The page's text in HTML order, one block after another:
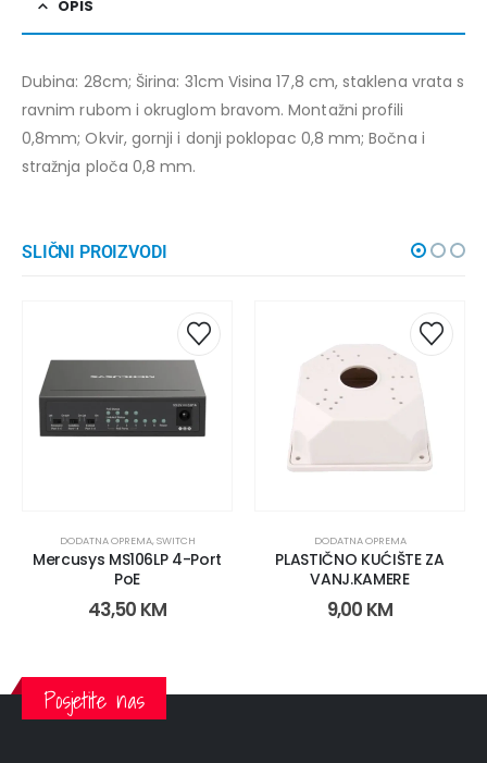
OPIS
Dubina: 28cm; Širina: 31cm Visina 17,8 cm, staklena vrata s
ravnim rubom i okruglom bravom. Montažni profili
0,8mm; Okvir, gornji i donji poklopac 0,8 mm; Bočna i
stražnja ploča 0,8 mm.
SLIČNI PROIZVODI
DODATNA OPREMA,SWITCH
Mercusys MS106LP 4-Port
PoE
43,50 KM
DODATNA OPREMA
PLASTIČNO KUĆIŠTE ZA
VANJ.KAMERE
9,00 KM
Posjetite nas